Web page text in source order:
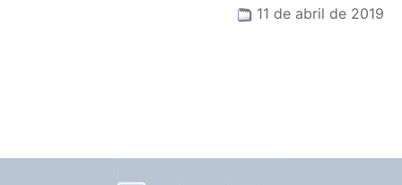
11 de abril de 2019